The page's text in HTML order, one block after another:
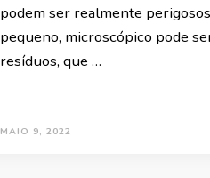
podem ser realmente
pequeno, microscópico pode
resíduos, que …
MAIO 9, 2022